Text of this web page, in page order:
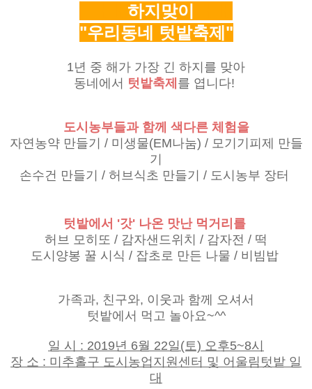
하지맞이
"우리동네 텃밭축제"
1년 중 해가 가장 긴 하지를 맞아
동네에서 텃밭축제 를 엽니다!
도시농부들과 함께 색다른 체험을
자연농약 만들기 / 미생물(EM나눔) / 모기기피제 만들
기
손수건 만들기 / 허브식초 만들기 / 도시농부 장터
텃밭에서 '갓' 나온 맛난 먹거리를
허브 모히또 / 감자샌드위치 / 감자전 / 떡
도시양봉 꿀 시식 / 잡초로 만든 나물 / 비빔밥
가족과, 친구와, 이웃과 함께 오셔서
텃밭에서 먹고 놀아요~^^
일 시 : 2019년 6월 22일(토) 오후5~8시
장 소 : 미추홀구 도시농업지원센터 및 어울림텃밭 일
대